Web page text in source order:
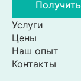
Услуги
Цены
Наш опыт
Контакты